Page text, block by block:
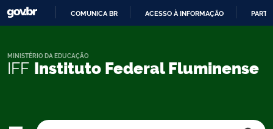
CONTEÚDO
COMUNICA BR ACESSO À INFORMAÇÃO
IFF Instituto Federal Fluminense
MINISTÉRIO DA EDUCAÇÃO